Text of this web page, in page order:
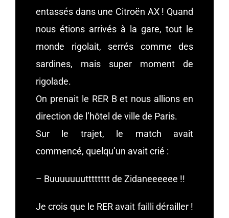
entassés dans une Citroën AX ! Quand
nous étions arrivés à la gare, tout le
monde rigolait, serrés comme des
sardines, mais super moment de
rigolade.
On prenait le RER B et nous allions en
direction de l’hôtel de ville de Paris.
Sur le trajet, le match avait
commencé, quelqu’un avait crié :
– Buuuuuuutttttttt de Zidaneeeeee !!
Je crois que le RER avait failli dérailler !